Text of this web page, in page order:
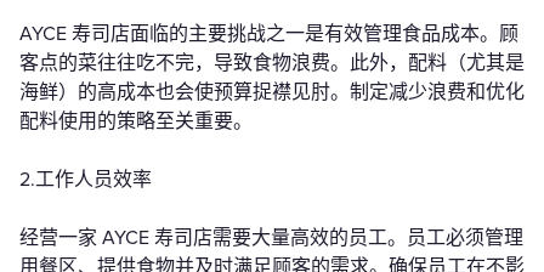
AYCE 寿司店面临的主要挑战之一是有效管理食品成本。顾
客点的菜往往吃不完，导致食物浪费。此外，配料（尤其是
海鲜）的高成本也会使预算捉襟见肘。制定减少浪费和优化
配料使用的策略至关重要。
2.工作人员效率
经营一家 AYCE 寿司店需要大量高效的员工。员工必须管理
用餐区、提供食物并及时满足顾客的需求。确保员工在不影